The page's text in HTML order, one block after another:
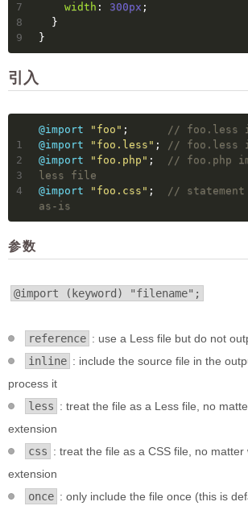
7
8
9
width : 300px ;
  }
}
引入
1
2
3
4
@import "foo" ;
// foo.less
@import
"foo.less" ;
// foo.less
@import
"foo.php" ;
// foo.php
less file
@import
"foo.css" ;
//
as-is
参数
@import (keyword) "filename";
reference : use a Less file but do not
inline : include the source file in the
process it
less : treat the file as a Less file, no
extension
css : treat the file as a CSS file, no matter
extension
once : only include the file once (this is